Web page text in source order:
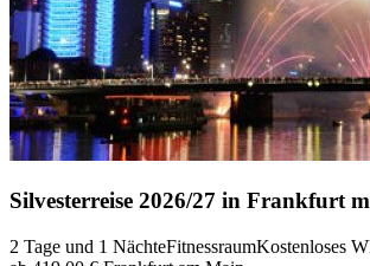
Silvesterreise 2026/27 in Frankfurt
2 Tage und 1 NächteFitnessraumKostenloses